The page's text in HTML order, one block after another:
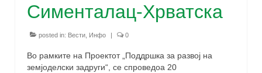
Сименталац-Хрватска
posted in: Вести Инфо | 0
Во рамките на Проектот „Поддршка за развој на
земјоделски задруги“, се спроведоа 20